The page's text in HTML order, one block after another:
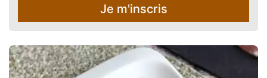
Je m'inscris